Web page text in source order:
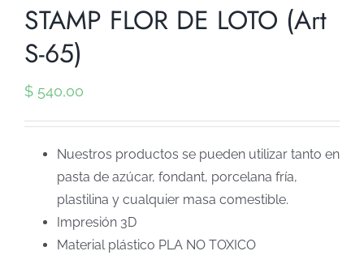
STAMP FLOR DE LOTO (Art
S-65)
$ 540,00
Nuestros productos se pueden utilizar tanto en
pasta de azúcar, fondant, porcelana fría,
plastilina y cualquier masa comestible.
Impresión 3D
Material plástico PLA NO TOXICO